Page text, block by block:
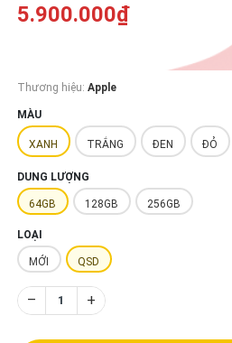
5.900.000₫
Thương hiệu: Apple
MÀU
XANH TRẮNG ĐEN ĐỎ
DUNG LƯỢNG
64GB 128GB 256GB
LOẠI
MỚI QSD
– +